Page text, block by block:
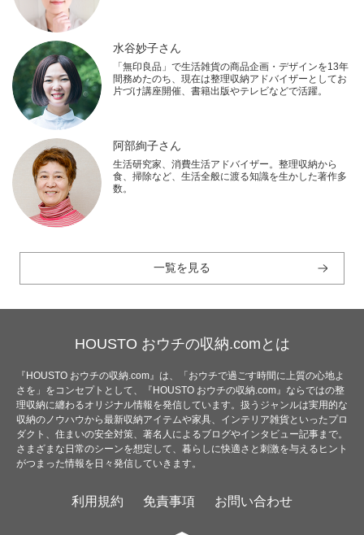
水谷妙子さん
「無印良品」で生活雑貨の商品企画・デザインを13年
間務めたのち、現在は整理収納アドバイザーとしてお
片づけ講座開催、書籍出版やテレビなどで活躍。
阿部絢子さん
生活研究家、消費生活アドバイザー。整理収納から
食、掃除など、生活全般に渡る知識を生かした著作多
数。
一覧を見る
HOUSTO おウチの収納.comとは
『HOUSTO おウチの収納.com』は、「おウチで過ごす時間に上質の心地よ
さを」をコンセプトとして、『HOUSTO おウチの収納.com』ならではの整
理収納に纏わるオリジナル情報を発信しています。扱うジャンルは実用的な
収納のノウハウから最新収納アイテムや家具、インテリア雑貨といったプロ
ダクト、住まいの安全対策、著名人によるブログやインタビュー記事まで。
さまざまな日常のシーンを想定して、暮らしに快適さと刺激を与えるヒント
がつまった情報を日々発信していきます。
利用規約 免責事項 お問い合わせ